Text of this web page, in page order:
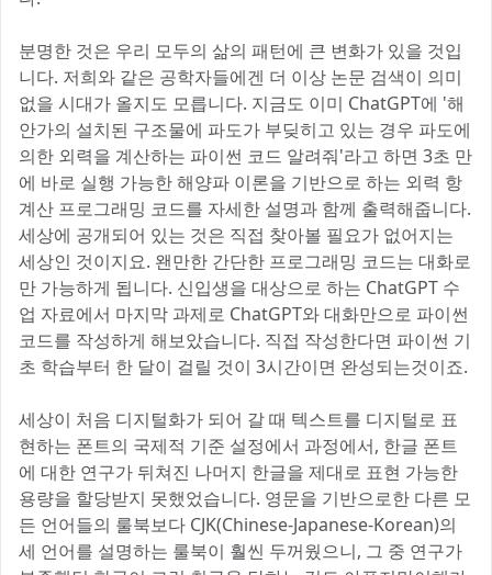
분명한 것은 우리 모두의 삶의 패턴에 큰 변화가 있을 것입
니다. 저희와 같은 공학자들에겐 더 이상 논문 검색이 의미
없을 시대가 올지도 모릅니다. 지금도 이미 ChatGPT에 '해
안가의 설치된 구조물에 파도가 부딪히고 있는 경우 파도에
의한 외력을 계산하는 파이썬 코드 알려줘'라고 하면 3초 만
에 바로 실행 가능한 해양파 이론을 기반으로 하는 외력 항
계산 프로그래밍 코드를 자세한 설명과 함께 출력해줍니다.
세상에 공개되어 있는 것은 직접 찾아볼 필요가 없어지는
세상인 것이지요. 왠만한 간단한 프로그래밍 코드는 대화로
만 가능하게 됩니다. 신입생을 대상으로 하는 ChatGPT 수
업 자료에서 마지막 과제로 ChatGPT와 대화만으로 파이썬
코드를 작성하게 해보았습니다. 직접 작성한다면 파이썬 기
초 학습부터 한 달이 걸릴 것이 3시간이면 완성되는것이죠.
세상이 처음 디지털화가 되어 갈 때 텍스트를 디지털로 표
현하는 폰트의 국제적 기준 설정에서 과정에서, 한글 폰트
에 대한 연구가 뒤쳐진 나머지 한글을 제대로 표현 가능한
용량을 할당받지 못했었습니다. 영문을 기반으로한 다른 모
든 언어들의 룰북보다 CJK(Chinese-Japanese-Korean)의
세 언어를 설명하는 룰북이 훨씬 두꺼웠으니, 그 중 연구가